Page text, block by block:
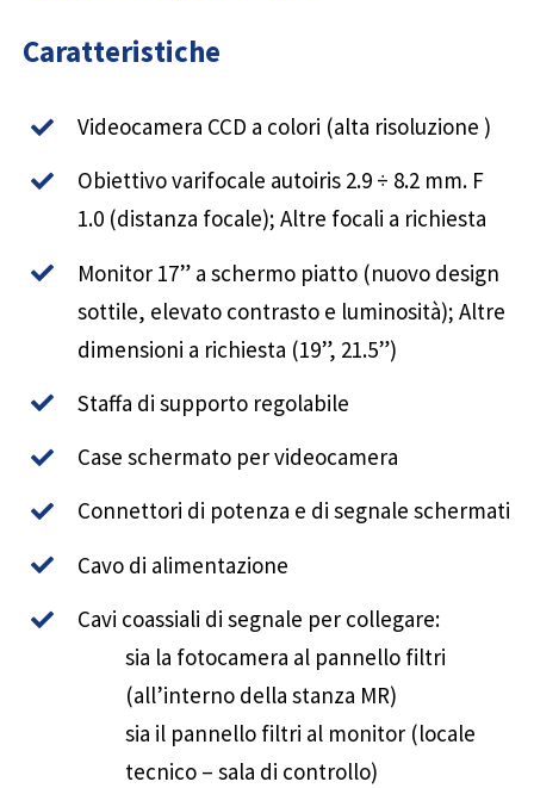
Caratteristiche
Videocamera CCD a colori (alta risoluzione )
Obiettivo varifocale autoiris 2.9 ÷ 8.2 mm. F
1.0 (distanza focale); Altre focali a richiesta
Monitor 17” a schermo piatto (nuovo design
sottile, elevato contrasto e luminosità); Altre
dimensioni a richiesta (19”, 21.5”)
Staffa di supporto regolabile
Case schermato per videocamera
Connettori di potenza e di segnale schermati
Cavo di alimentazione
Cavi coassiali di segnale per collegare:
sia la fotocamera al pannello filtri
(all’interno della stanza MR)
sia il pannello filtri al monitor (locale
tecnico – sala di controllo)